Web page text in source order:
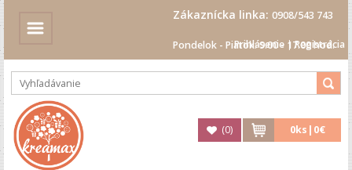
Zákaznícka linka: 0908/543 743
Pondelok - Piatok: 9.00 - 17.00 hod.
Prihlásenie|Registrácia
(0) 0ks| 0€